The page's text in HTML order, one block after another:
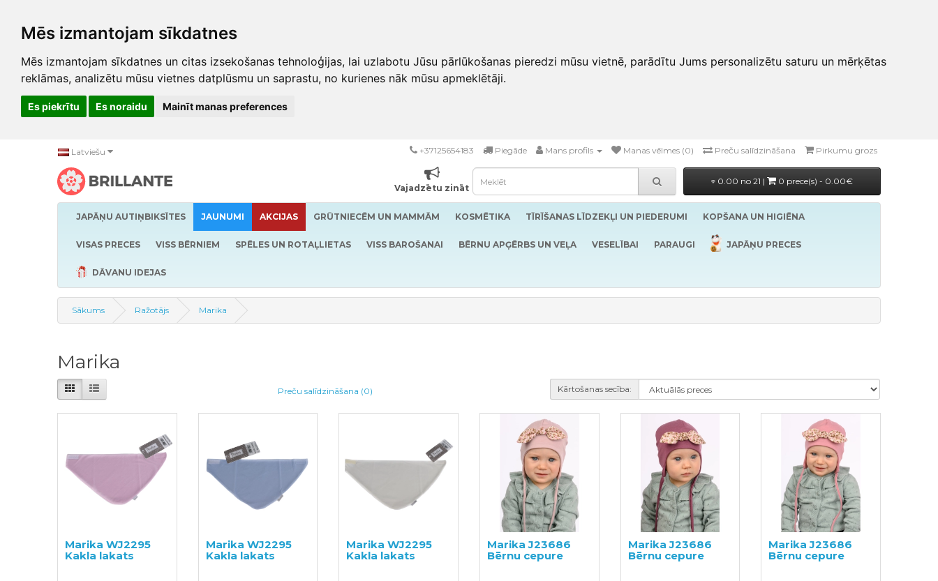
Mēs izmantojam sīkdatnes
Mēs izmantojam sīkdatnes un citas izsekošanas tehnoloģijas, lai uzlabotu Jūsu pārlūkošanas pieredzi mūsu vietnē, parādītu Jums personalizētu saturu un mērķētas
reklāmas, analizētu mūsu vietnes datplūsmu un saprastu, no kurienes nāk mūsu apmeklētāji.
Es piekrītu Es noraidu Mainīt manas preferences
Latviešu +37125654183 Piegāde Mans profils Manas vēlmes (0) Preču salīdzināšana Pirkumu grozs
Vajadzētu zināt
0.00 no 21 | 0 prece(s) - 0.00€
JAPĀŅU AUTIŅBIKSĪTES JAUNUMI AKCIJAS GRŪTNIECĒM UN MAMMĀM KOSMĒTIKA TĪRĪŠANAS LĪDZEKĻI UN PIEDERUMI KOPŠANA UN HIGIĒNA
VISAS PRECES VISS BĒRNIEM SPĒLES UN ROTAĻLIETAS VISS BAROŠANAI BĒRNU APĢĒRBS UN VEĻA VESELĪBAI PARAUGI JAPĀŅU PRECES
DĀVANU IDEJAS
Sākums Ražotājs Marika
Marika
Preču salīdzināšana (0) Kārtošanas secība:
Marika WJ2295
Kakla lakats
Marika WJ2295
Kakla lakats
Marika WJ2295
Kakla lakats
Marika J23686
Bērnu cepure
Marika J23686
Bērnu cepure
Marika J23686
Bērnu cepure